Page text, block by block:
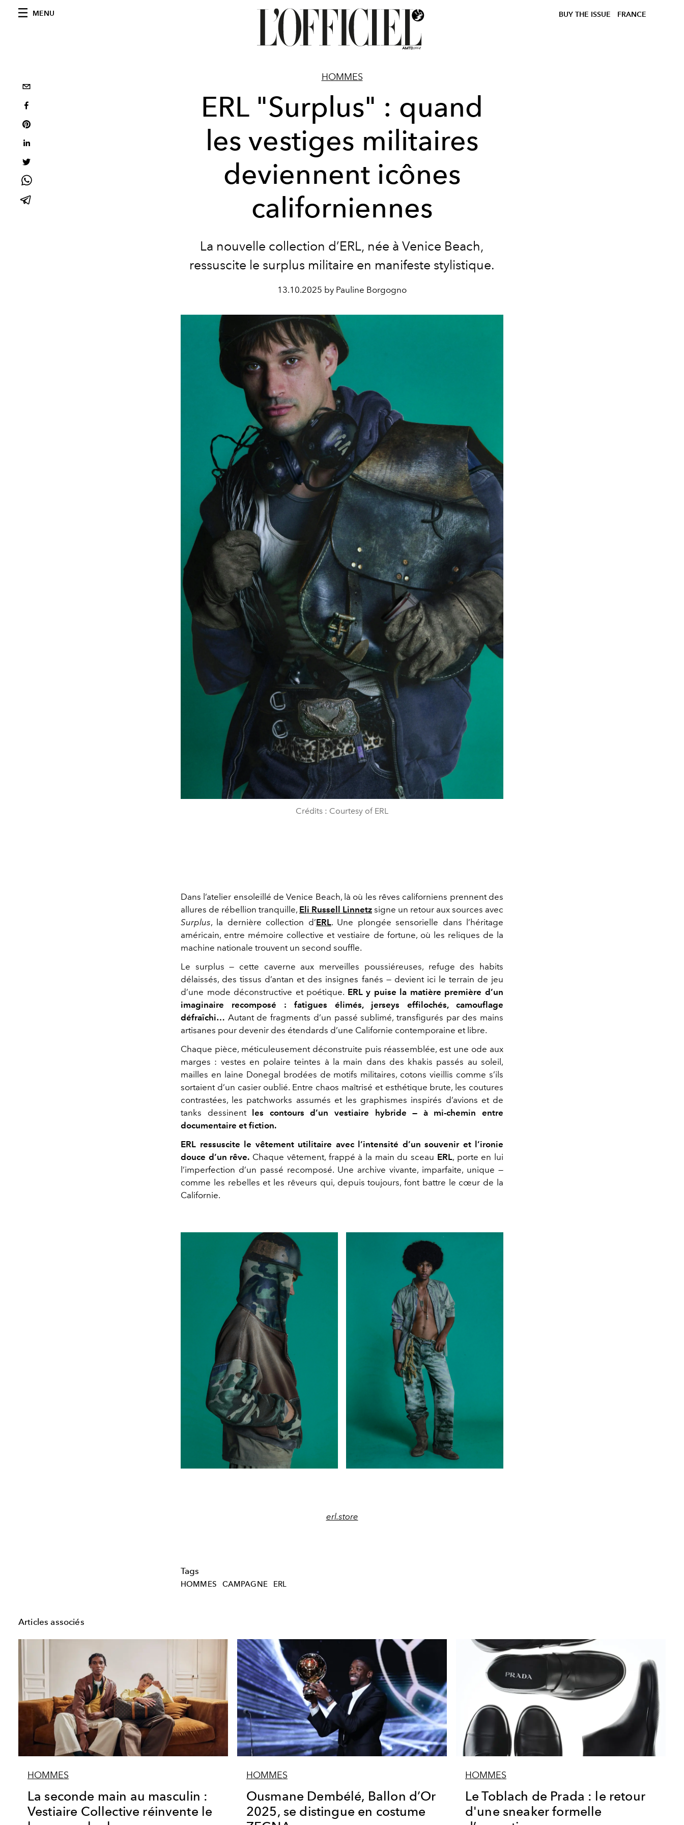
MENU BUY THE ISSUE FRANCE
HOMMES
ERL "Surplus" : quand
les vestiges militaires
deviennent icônes
californiennes
La nouvelle collection d’ERL, née à Venice Beach,
ressuscite le surplus militaire en manifeste stylistique.
13.10.2025 by Pauline Borgogno
Crédits : Courtesy of ERL
Dans l’atelier ensoleillé de Venice Beach, là où les rêves californiens prennent des
allures de rébellion tranquille, Eli Russell Linnetz signe un retour aux sources avec
Surplus, la dernière collection d’ERL. Une plongée sensorielle dans l’héritage
américain, entre mémoire collective et vestiaire de fortune, où les reliques de la
machine nationale trouvent un second souffle.
Le surplus — cette caverne aux merveilles poussiéreuses, refuge des habits
délaissés, des tissus d’antan et des insignes fanés — devient ici le terrain de jeu
d’une mode déconstructive et poétique. ERL y puise la matière première d’un
imaginaire recomposé : fatigues élimés, jerseys effilochés, camouflage
défraîchi… Autant de fragments d’un passé sublimé, transfigurés par des mains
artisanes pour devenir des étendards d’une Californie contemporaine et libre.
Chaque pièce, méticuleusement déconstruite puis réassemblée, est une ode aux
marges : vestes en polaire teintes à la main dans des khakis passés au soleil,
mailles en laine Donegal brodées de motifs militaires, cotons vieillis comme s’ils
sortaient d’un casier oublié. Entre chaos maîtrisé et esthétique brute, les coutures
contrastées, les patchworks assumés et les graphismes inspirés d’avions et de
tanks dessinent les contours d’un vestiaire hybride — à mi-chemin entre
documentaire et fiction.
ERL ressuscite le vêtement utilitaire avec l’intensité d’un souvenir et l’ironie
douce d’un rêve. Chaque vêtement, frappé à la main du sceau ERL, porte en lui
l’imperfection d’un passé recomposé. Une archive vivante, imparfaite, unique —
comme les rebelles et les rêveurs qui, depuis toujours, font battre le cœur de la
Californie.
erl.store
Tags
HOMMES CAMPAGNE ERL
Articles associés
HOMMES
La seconde main au masculin :
Vestiaire Collective réinvente le
HOMMES
Ousmane Dembélé, Ballon d’Or
2025, se distingue en costume
HOMMES
Le Toblach de Prada : le retour
d'une sneaker formelle